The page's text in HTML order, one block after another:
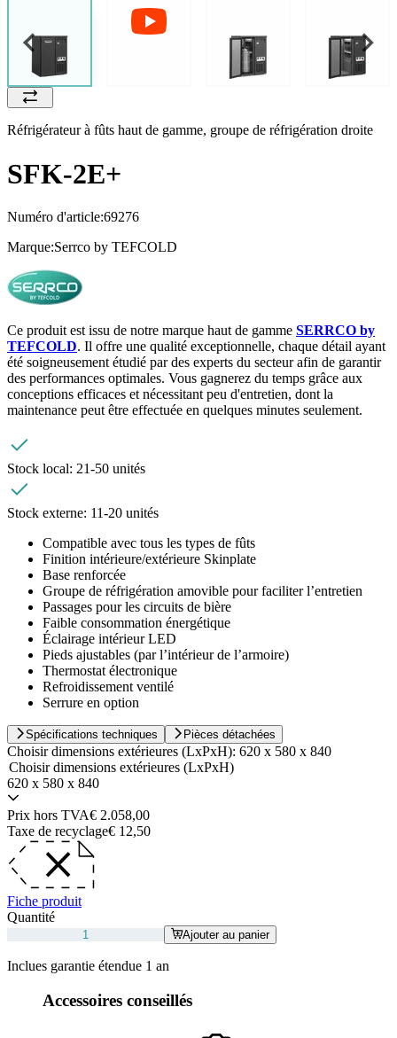
Réfrigérateur à fûts haut de gamme, groupe de réfrigération droite
SFK-2E+
Numéro d'article:69276
Marque:Serrco by TEFCOLD
Ce produit est issu de notre marque haut de gamme SERRCO by
TEFCOLD. Il offre une qualité exceptionnelle, chaque détail ayant
été soigneusement étudié par des experts du secteur afin de garantir
des performances optimales. Vous gagnerez du temps grâce aux
conceptions efficaces et nécessitant peu d'entretien, dont la
maintenance peut être effectuée en quelques minutes seulement.
Stock local: 21-50 unités
Stock externe: 11-20 unités
Compatible avec tous les types de fûts
Finition intérieure/extérieure Skinplate
Base renforcée
Groupe de réfrigération amovible pour faciliter l’entretien
Passages pour les circuits de bière
Faible consommation énergétique
Éclairage intérieur LED
Pieds ajustables (par l’intérieur de l’armoire)
Thermostat électronique
Refroidissement ventilé
Serrure en option
Spécifications techniques Pièces détachées
Choisir dimensions extérieures (LxPxH): 620 x 580 x 840
Choisir dimensions extérieures (LxPxH)
620 x 580 x 840
Prix hors TVA€ 2.058,00
Taxe de recyclage€ 12,50
Fiche produit
Quantité
Ajouter au panier
Inclues garantie étendue 1 an
Accessoires conseillés